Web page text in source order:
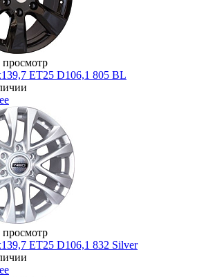
ET25 D106,1 805 BL
ET25 D106,1 832 Silver